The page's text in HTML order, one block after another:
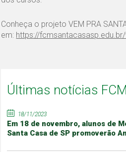
Conheça o projeto VEM PRA
em: https://
Últimas notícias
18/11/2023
Em 18 de novembro, alunos de
Santa Casa de SP promoverão